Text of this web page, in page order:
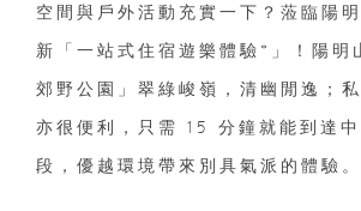
空間與戶外活動充實一下？蒞臨陽
新「一站式住宿遊樂體驗*」！陽明
郊野公園」翠綠峻嶺，清幽閒逸；
亦很便利，只需 15 分鐘就能到達
段，優越環境帶來別具氣派的體驗。